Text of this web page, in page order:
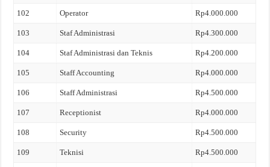
102 Operator Rp4.000.000
103 Staf Administrasi Rp4.300.000
104 Staf Administrasi dan Teknis Rp4.200.000
105 Staff Accounting Rp4.000.000
106 Staff Administrasi Rp4.500.000
107 Receptionist Rp4.000.000
108 Security Rp4.500.000
109 Teknisi Rp4.500.000